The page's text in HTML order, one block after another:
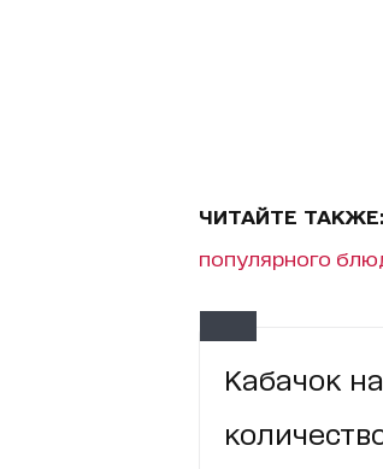
ЧИТАЙТЕ ТАКЖЕ:
популярного
Кабачок